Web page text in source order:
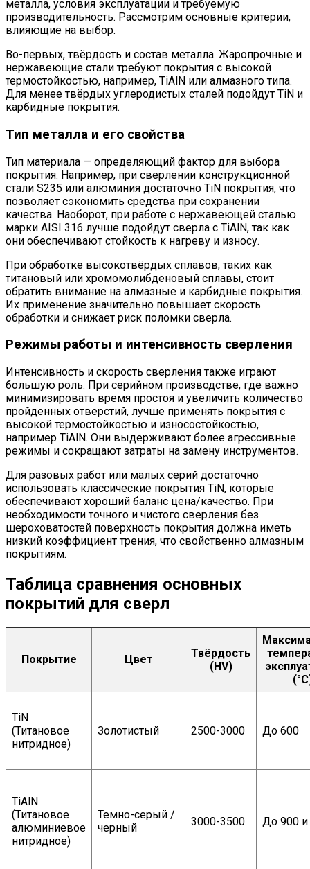
металла, условия эксплуатации и требуемую
производительность. Рассмотрим основные критерии,
влияющие на выбор.
Во-первых, твёрдость и состав металла. Жаропрочные и
нержавеющие стали требуют покрытия с высокой
термостойкостью, например, TiAlN или алмазного типа.
Для менее твёрдых углеродистых сталей подойдут TiN и
карбидные покрытия.
Тип металла и его свойства
Тип материала — определяющий фактор для выбора
покрытия. Например, при сверлении конструкционной
стали S235 или алюминия достаточно TiN покрытия, что
позволяет сэкономить средства при сохранении
качества. Наоборот, при работе с нержавеющей сталью
марки AISI 316 лучше подойдут сверла с TiAlN, так как
они обеспечивают стойкость к нагреву и износу.
При обработке высокотвёрдых сплавов, таких как
титановый или хромомолибденовый сплавы, стоит
обратить внимание на алмазные и карбидные покрытия.
Их применение значительно повышает скорость
обработки и снижает риск поломки сверла.
Режимы работы и интенсивность сверления
Интенсивность и скорость сверления также играют
большую роль. При серийном производстве, где важно
минимизировать время простоя и увеличить количество
пройденных отверстий, лучше применять покрытия с
высокой термостойкостью и износостойкостью,
например TiAlN. Они выдерживают более агрессивные
режимы и сокращают затраты на замену инструментов.
Для разовых работ или малых серий достаточно
использовать классические покрытия TiN, которые
обеспечивают хороший баланс цена/качество. При
необходимости точного и чистого сверления без
шероховатостей поверхность покрытия должна иметь
низкий коэффициент трения, что свойственно алмазным
покрытиям.
Таблица сравнения основных
покрытий для сверл
Покрытие Цвет
Твёрдость
(HV)
TiN
(Титановое
нитридное)
Золотистый 2500-3000 До 600
TiAlN
(Титановое
алюминиевое
нитридное)
Темно-серый /
черный
3000-3500 До 900